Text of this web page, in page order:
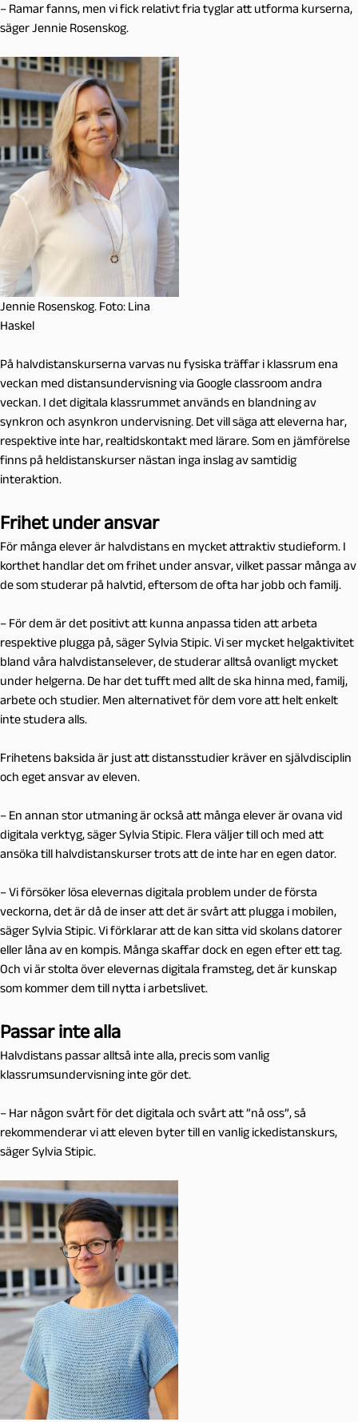
– Ramar fanns, men vi fick relativt fria tyglar att utforma kurserna,
säger Jennie Rosenskog.
Jennie Rosenskog. Foto: Lina
Haskel
På halvdistanskurserna varvas nu fysiska träffar i klassrum ena
veckan med distansundervisning via Google classroom andra
veckan. I det digitala klassrummet används en blandning av
synkron och asynkron undervisning. Det vill säga att eleverna har,
respektive inte har, realtidskontakt med lärare. Som en jämförelse
finns på heldistanskurser nästan inga inslag av samtidig
interaktion.
Frihet under ansvar
För många elever är halvdistans en mycket attraktiv studieform. I
korthet handlar det om frihet under ansvar, vilket passar många av
de som studerar på halvtid, eftersom de ofta har jobb och familj.
– För dem är det positivt att kunna anpassa tiden att arbeta
respektive plugga på, säger Sylvia Stipic. Vi ser mycket helgaktivitet
bland våra halvdistanselever, de studerar alltså ovanligt mycket
under helgerna. De har det tufft med allt de ska hinna med, familj,
arbete och studier. Men alternativet för dem vore att helt enkelt
inte studera alls.
Frihetens baksida är just att distansstudier kräver en självdisciplin
och eget ansvar av eleven.
– En annan stor utmaning är också att många elever är ovana vid
digitala verktyg, säger Sylvia Stipic. Flera väljer till och med att
ansöka till halvdistanskurser trots att de inte har en egen dator.
–Vi försöker lösa elevernas digitala problem under de första
veckorna, det är då de inser att det är svårt att plugga i mobilen,
säger Sylvia Stipic. Vi förklarar att de kan sitta vid skolans datorer
eller låna av en kompis. Många skaffar dock en egen efter ett tag.
Och vi är stolta över elevernas digitala framsteg, det är kunskap
som kommer dem till nytta i arbetslivet.
Passar inte alla
Halvdistans passar alltså inte alla, precis som vanlig
klassrumsundervisning inte gör det.
– Har någon svårt för det digitala och svårt att ”nå oss”, så
rekommenderar vi att eleven byter till en vanlig ickedistanskurs,
säger Sylvia Stipic.